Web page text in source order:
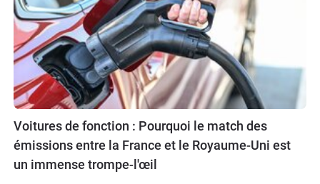
Voitures de fonction : Pourquoi le match des
émissions entre la France et le Royaume-Uni est
un immense trompe-l'œil